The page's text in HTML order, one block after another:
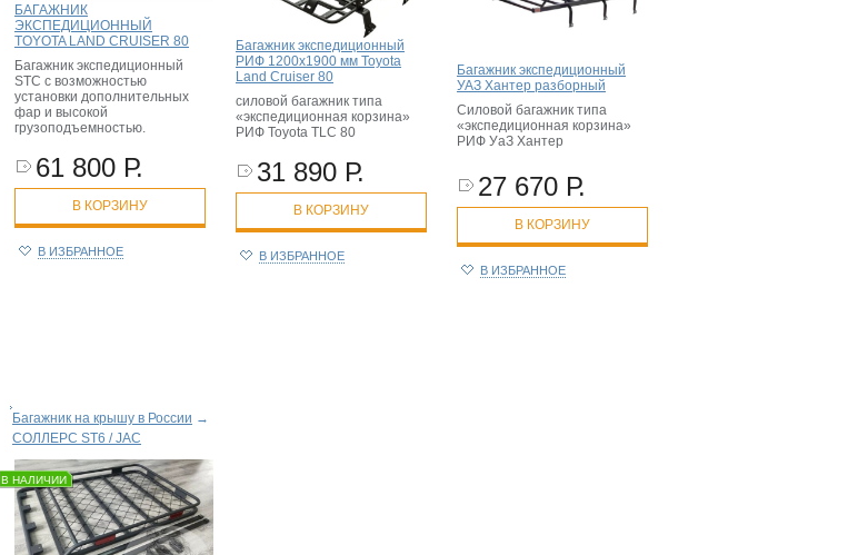
БАГАЖНИК
ЭКСПЕДИЦИОННЫЙ
TOYOTA LAND CRUISER 80
Багажник экспедиционный
STC с возможностью
установки дополнительных
фар и высокой
грузоподъемностью.
61 800 Р.
В КОРЗИНУ
В ИЗБРАННОЕ
Багажник экспедиционный
РИФ 1200x1900 мм Toyota
Land Cruiser 80
силовой багажник типа
«экспедиционная корзина»
РИФ Toyota ТLC 80
31 890 Р.
В КОРЗИНУ
В ИЗБРАННОЕ
Багажник экспедиционный
УАЗ Хантер разборный
Силовой багажник типа
«экспедиционная корзина»
РИФ УаЗ Хантер
27 670 Р.
В КОРЗИНУ
В ИЗБРАННОЕ
Багажник на крышу в России →
СОЛЛЕРС ST6 / JAC
В НАЛИЧИИ